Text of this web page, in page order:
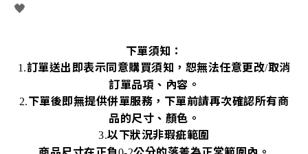
🖤
下單須知：
1.訂單送出即表示同意購買須知，恕無法任意更改/取消
訂單品項、內容。
2.下單後即無提供併單服務，下單前請再次確認所有商
品的尺寸、顏色。
3.以下狀況非瑕疵範圍